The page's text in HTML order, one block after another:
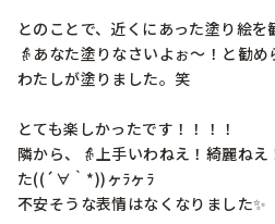
とのことで、近くにあった塗り絵を
👵あなた塗りなさいよぉ〜！と勧
わたしが塗りました。笑
とても楽しかったです！！！！
隣から、👵上手いわねえ！綺麗ね
た((´∀｀*))ヶﾗヶﾗ
不安そうな表情はなくなりました✨